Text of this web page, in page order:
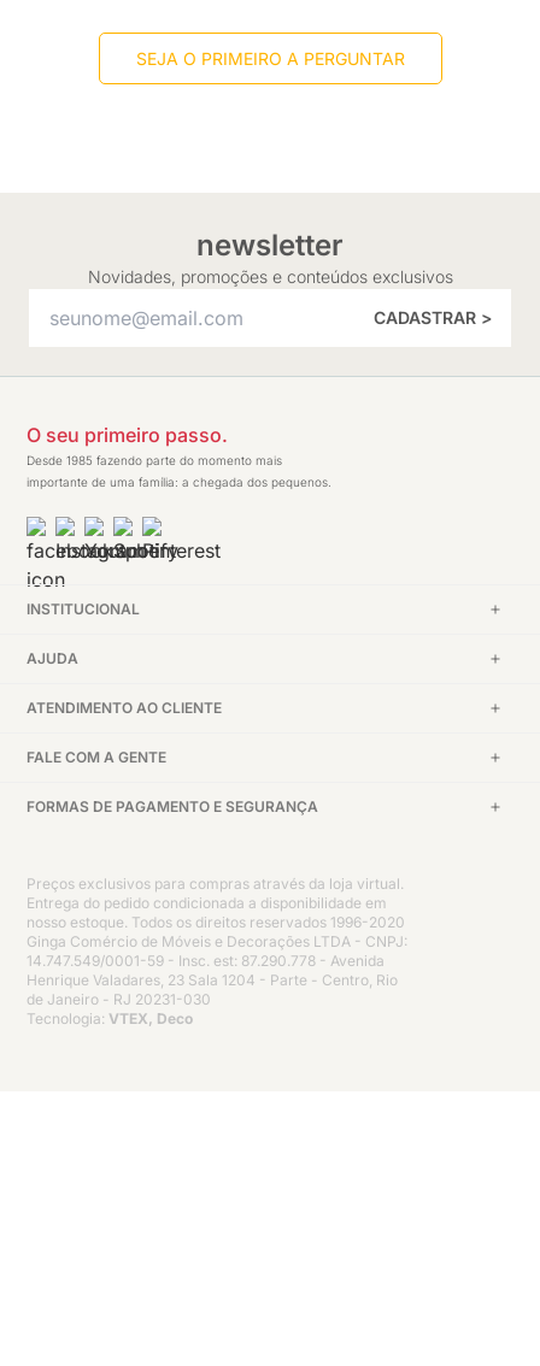
SEJA O PRIMEIRO A PERGUNTAR
newsletter
Novidades, promoções e conteúdos exclusivos
CADASTRAR >
O seu primeiro passo.
Desde 1985 fazendo parte do momento mais
importante de uma família: a chegada dos pequenos.
INSTITUCIONAL
AJUDA
ATENDIMENTO AO CLIENTE
FALE COM A GENTE
FORMAS DE PAGAMENTO E SEGURANÇA
Preços exclusivos para compras através da loja virtual.
Entrega do pedido condicionada a disponibilidade em
nosso estoque. Todos os direitos reservados 1996-2020
Ginga Comércio de Móveis e Decorações LTDA - CNPJ:
14.747.549/0001-59 - Insc. est: 87.290.778 - Avenida
Henrique Valadares, 23 Sala 1204 - Parte - Centro, Rio
de Janeiro - RJ 20231-030
Tecnologia: VTEX, Deco